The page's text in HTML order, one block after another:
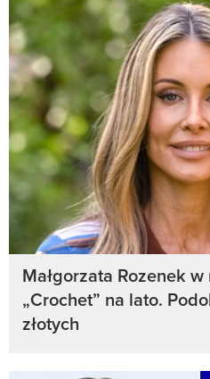
Małgorzata Rozenek
„Crochet” na lato.
złotych